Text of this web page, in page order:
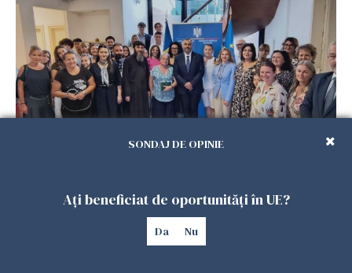
intervenții în doar 24 de ore
SONDAJ DE OPINIE
Ați beneficiat de oportunități în UE?
Da Nu